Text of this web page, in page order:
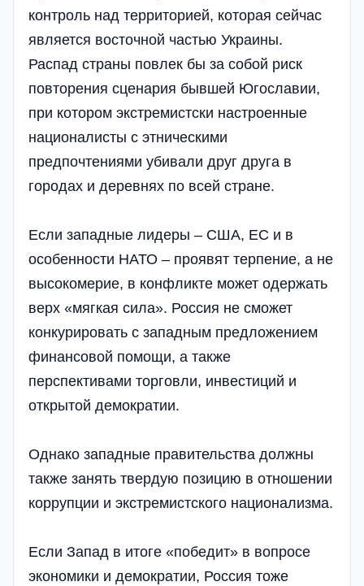
контроль над территорией, которая сейчас
является восточной частью Украины.
Распад страны повлек бы за собой риск
повторения сценария бывшей Югославии,
при котором экстремистски настроенные
националисты с этническими
предпочтениями убивали друг друга в
городах и деревнях по всей стране.
Если западные лидеры – США, ЕС и в
особенности НАТО – проявят терпение, а не
высокомерие, в конфликте может одержать
верх «мягкая сила». Россия не сможет
конкурировать с западным предложением
финансовой помощи, а также
перспективами торговли, инвестиций и
открытой демократии.
Однако западные правительства должны
также занять твердую позицию в отношении
коррупции и экстремистского национализма.
Если Запад в итоге «победит» в вопросе
экономики и демократии, Россия тоже